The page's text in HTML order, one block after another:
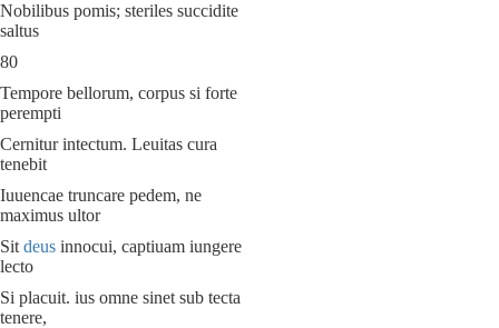
Nobilibus pomis; steriles succidite
saltus
80
Tempore bellorum, corpus si forte
perempti
Cernitur intectum. Leuitas cura
tenebit
Iuuencae truncare pedem, ne
maximus ultor
Sit deus innocui, captiuam iungere
lecto
Si placuit. ius omne sinet sub tecta
tenere,